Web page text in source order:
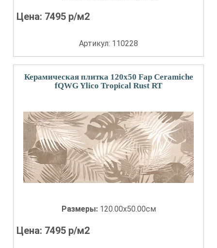
Цена: 7495 р/м2
Артикул: 110228
Керамическая плитка 120x50 Fap Ceramiche
fQWG Ylico Tropical Rust RT
Размеры: 120.00x50.00см
Цена: 7495 р/м2